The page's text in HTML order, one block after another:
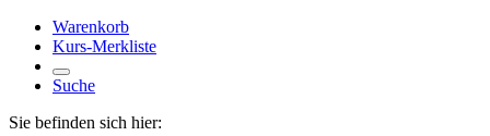
Warenkorb
Kurs-Merkliste
Suche
Sie befinden sich hier: